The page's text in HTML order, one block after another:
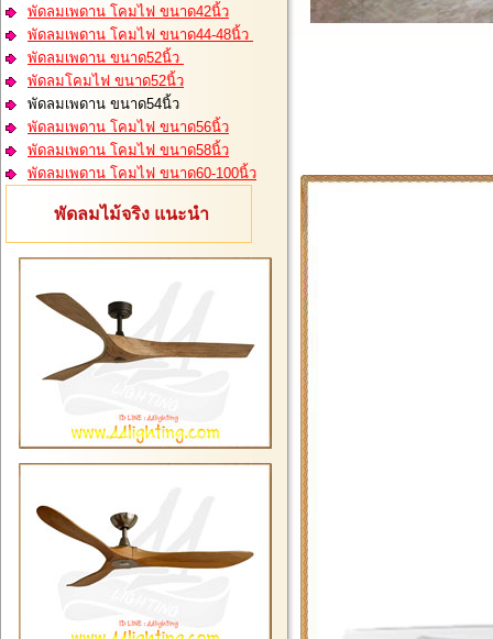
พัดลมเพดาน โคมไฟ ขนาด42นิ้ว
พัดลมเพดาน โคมไฟ ขนาด44-48นิ้ว
พัดลมเพดาน ขนาด52นิ้ว
พัดลมโคมไฟ ขนาด52นิ้ว
พัดลมเพดาน ขนาด54นิ้ว
พัดลมเพดาน โคมไฟ ขนาด56นิ้ว
พัดลมเพดาน โคมไฟ ขนาด58นิ้ว
พัดลมเพดาน โคมไฟ ขนาด60-100นิ้ว
พัดลมไม้จริง แนะนำ